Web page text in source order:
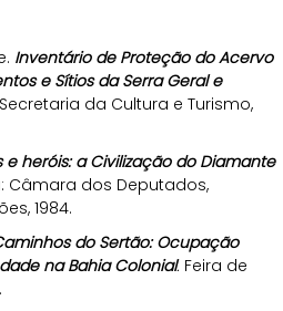
Inventário de Proteção do Acervo
e Sítios da Serra Geral e
da Cultura e Turismo,
e heróis: a Civilização do Diamante
Câmara dos Deputados,
1984.
do Sertão: Ocupação
na Bahia Colonial. Feira de